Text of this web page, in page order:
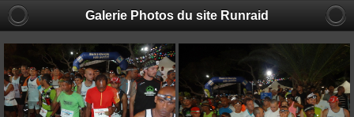
Galerie Photos du site Runraid